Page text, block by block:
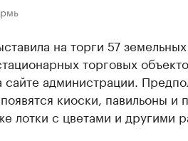
на торги 57 земельных
торговых
сайте администрации.
киоски, павильоны и
лотки с цветами и другими